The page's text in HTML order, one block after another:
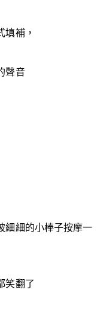
填補，
聲音
細細的小棒子按摩一
笑翻了